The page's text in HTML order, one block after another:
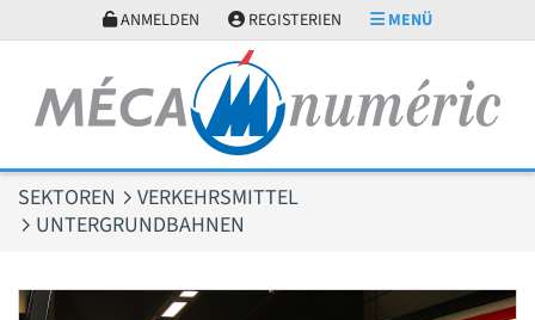
ANMELDEN REGISTERIEN MENÜ
SEKTOREN
VERKEHRSMITTEL
UNTERGRUNDBAHNEN
Cookie-Einstellungen